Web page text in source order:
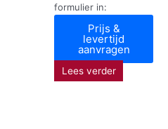
formulier in:
Prijs &
levertijd
aanvragen
Lees verder